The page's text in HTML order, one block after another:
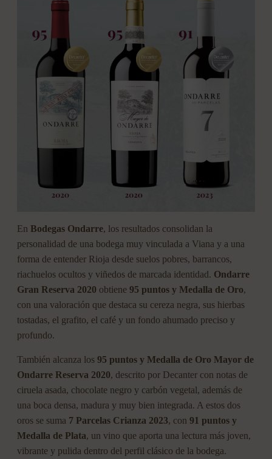
En Bodegas Ondarre, los resultados consolidan la
personalidad de una bodega muy vinculada a Viana y a una
forma de entender Rioja desde suelos pobres, barrancos,
riachuelos ocultos y viñedos de marcada identidad. Ondarre
Gran Reserva 2020 obtiene 95 puntos y Medalla de Oro,
con una valoración que destaca su cereza negra, sus hierbas
tostadas, el grafito, el café y un fondo ahumado preciso y
profundo.
También alcanza los 95 puntos y Medalla de Oro Mayor de
Ondarre Reserva 2020, descrito por Decanter con notas de
ciruela asada, chocolate negro y carbón vegetal, además de
una boca densa, madura y muy bien integrada. A estos dos
oros se suma 7 Parcelas Crianza 2023, con 91 puntos y
Medalla de Plata, un vino que aporta una lectura más joven,
vibrante y pulida dentro del perfil clásico de la bodega.